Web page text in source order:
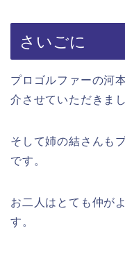
さいごに
プロゴルファーの河
介させていただきまし
そして姉の結さんも
です。
お二人はとても仲が
す。